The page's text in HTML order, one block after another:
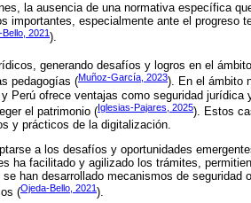
la ausencia de una normativa específica
importantes, especialmente ante el progreso
2021 ).
generando desafíos y logros en el
pedagogías (Muñoz-García, 2023). En el ámbito
Perú ofrece ventajas como seguridad jurídica
el patrimonio (Iglesias-Pajares, 2025). Estos
y prácticos de la digitalización.
a los desafíos y oportunidades
ha facilitado y agilizado los trámites,
han desarrollado mecanismos de seguridad
(Ojeda-Bello, 2021 ).